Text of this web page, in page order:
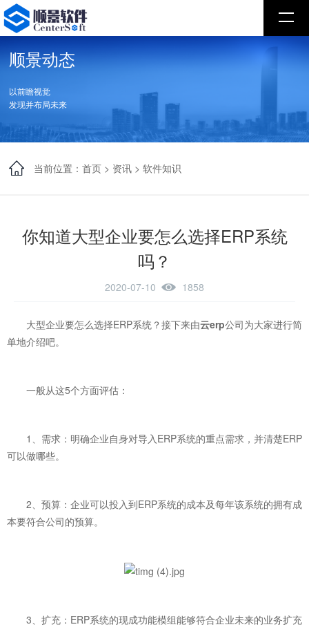
顺景动态
以前瞻视觉
发现并布局未来
当前位置：首页 > 资讯 >软件知识
你知道大型企业要怎么选择ERP系统
吗？
2020-07-10 1858
大型企业要怎么选择ERP系统？接下来由云erp公司为大家进行简
单地介绍吧。
一般从这5个方面评估：
1、需求：明确企业自身对导入ERP系统的重点需求，并清楚ERP
可以做哪些。
2、预算：企业可以投入到ERP系统的成本及每年该系统的拥有成
本要符合公司的预算。
3、扩充：ERP系统的现成功能模组能够符合企业未来的业务扩充